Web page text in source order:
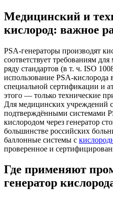
Медицинский и
кислород: важное
PSA-генераторы производят
соответствует требованиям
ряду стандартов (в т. ч. ISO
использование PSA-кислорода
специальной сертификации и
этого — только технические
Для медицинских учреждений
подтверждёнными системами
кислородом через генератор
большинстве российских
баллонные системы с
проверенное и
Где применяют
генератор